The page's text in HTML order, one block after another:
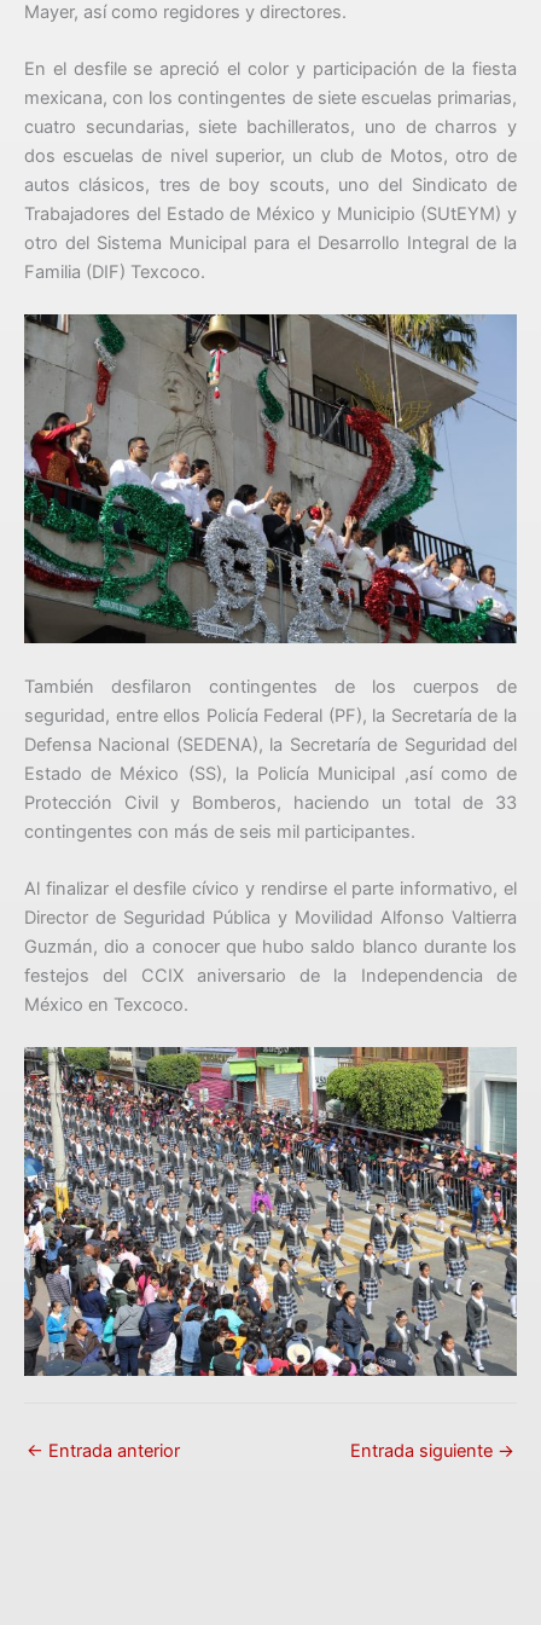
Mayer, así como regidores y directores.
En el desfile se apreció el color y participación de la fiesta
mexicana, con los contingentes de siete escuelas primarias,
cuatro secundarias, siete bachilleratos, uno de charros y
dos escuelas de nivel superior, un club de Motos, otro de
autos clásicos, tres de boy scouts, uno del Sindicato de
Trabajadores del Estado de México y Municipio (SUtEYM) y
otro del Sistema Municipal para el Desarrollo Integral de la
Familia (DIF) Texcoco.
También desfilaron contingentes de los cuerpos de
seguridad, entre ellos Policía Federal (PF), la Secretaría de la
Defensa Nacional (SEDENA), la Secretaría de Seguridad del
Estado de México (SS), la Policía Municipal ,así como de
Protección Civil y Bomberos, haciendo un total de 33
contingentes con más de seis mil participantes.
Al finalizar el desfile cívico y rendirse el parte informativo, el
Director de Seguridad Pública y Movilidad Alfonso Valtierra
Guzmán, dio a conocer que hubo saldo blanco durante los
festejos del CCIX aniversario de la Independencia de
México en Texcoco.
← Entrada anterior Entrada siguiente →